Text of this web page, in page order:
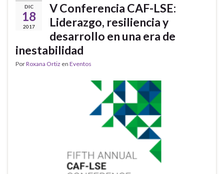
DIC
18
2017
V Conferencia CAF-LSE:
Liderazgo, resiliencia y
desarrollo en una era de
inestabilidad
PorRoxana Ortiz en Eventos